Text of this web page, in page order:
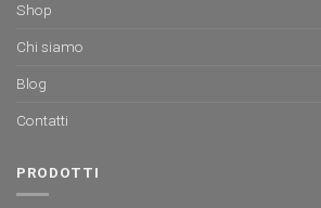
Shop
Chi siamo
Blog
Contatti
PRODOTTI